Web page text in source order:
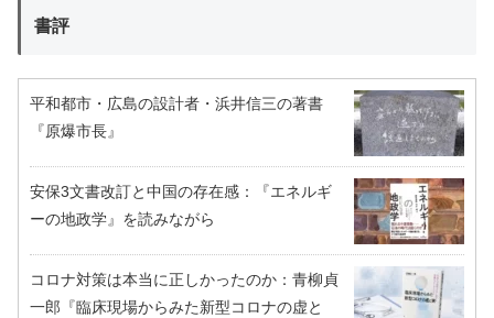
書評
平和都市・広島の設計者・浜井信三の著書
『原爆市長』
安保3文書改訂と中国の存在感：『エネルギ
ーの地政学』を読みながら
コロナ対策は本当に正しかったのか：青柳貞
一郎『臨床現場からみた新型コロナの虚と